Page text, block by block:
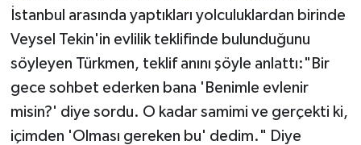
İstanbul arasında yaptıkları yolculuklardan birinde
Veysel Tekin'in evlilik teklifinde bulunduğunu
söyleyen Türkmen, teklif anını şöyle anlattı:"Bir
gece sohbet ederken bana 'Benimle evlenir
misin?' diye sordu. O kadar samimi ve gerçekti ki,
içimden 'Olması gereken bu' dedim." Diye